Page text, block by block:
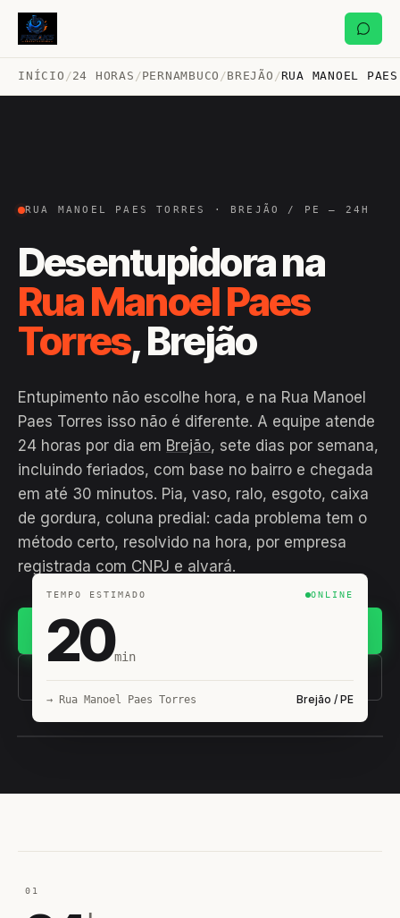
INÍCIO /24 HORAS /PERNAMBUCO /BREJÃO /RUA MANOEL
RUA MANOEL PAES TORRES · BREJÃO / PE — 24H
Desentupidora na
Rua Manoel Paes
Torres, Brejão
Entupimento não escolhe hora, e na Rua Manoel
Paes Torres isso não é diferente. A equipe atende
24 horas por dia em Brejão, sete dias por semana,
incluindo feriados, com base no bairro e chegada
em até 30 minutos. Pia, vaso, ralo, esgoto, caixa
de gordura, coluna predial: cada problema tem o
método certo, resolvido na hora, por empresa
registrada com CNPJ e alvará.
(11) 93407-8838
TEMPO ESTIMADO ONLINE
20min
→ Rua Manoel Paes Torres Brejão / PE
01